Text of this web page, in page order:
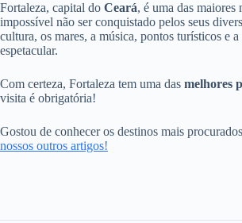
Fortaleza, capital do Ceará, é uma das
impossível não ser conquistado pelos seus
cultura, os mares, a música, pontos turísticos e a
espetacular.
Com certeza, Fortaleza tem uma das melhores
visita é obrigatória!
Gostou de conhecer os destinos mais
nossos outros artigos!